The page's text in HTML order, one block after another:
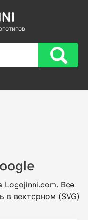
Logojinni.com. Все
в векторном (SVG)